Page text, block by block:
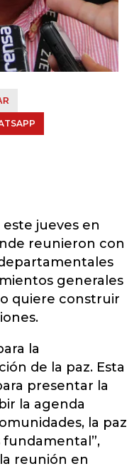
jueves en
reunieron con
generales
quiere construir
la
de la paz. Esta
presentar la
la agenda
la paz
reunión en